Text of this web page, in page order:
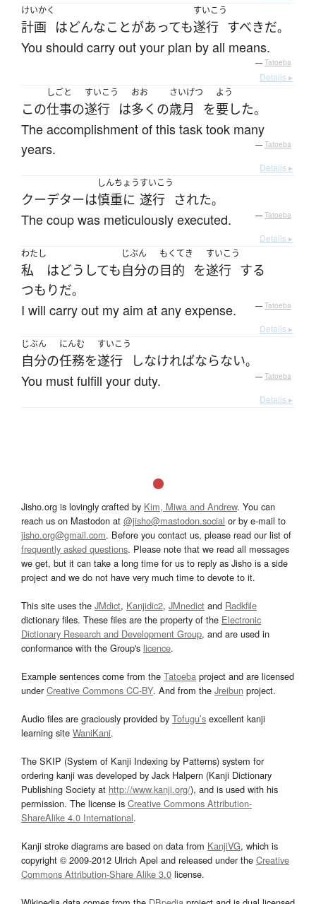
けいかく
計画 はどんなことがあっても
すいこう
遂行 すべきだ。
You should carry out your plan by all means.
— Tatoeba
Details ▸
この
しごと
仕事の
すいこう
遂行 は
おお
多く の
さいげつ
歳月 を
よう
要した。
The accomplishment of this task took many
years.
— Tatoeba
Details ▸
クーデターは
しんちょう
慎重に
すいこう
遂行 された。
The coup was meticulously executed. — Tatoeba
Details ▸
わたし
私 はどうしても
じぶん
自分の
もくてき
目的 を
すいこう
遂行 する
つもりだ。
I will carry out my aim at any expense. — Tatoeba
Details ▸
じぶん
自分の
にんむ
任務を
すいこう
遂行 しなければならない。
You must fulfill your duty. — Tatoeba
Details ▸
Jisho.org is lovingly crafted by Kim, Miwa and Andrew. You can
reach us on Mastodon at @jisho@mastodon.social or by e-mail to
jisho.org@gmail.com. Before you contact us, please read our list of
frequently asked questions. Please note that we read all messages
we get, but it can take a long time for us to reply as Jisho is a side
project and we do not have very much time to devote to it.
This site uses the JMdict, Kanjidic2, JMnedict and Radkfile
dictionary files. These files are the property of the Electronic
Dictionary Research and Development Group, and are used in
conformance with the Group's licence.
Example sentences come from the Tatoeba project and are licensed
underCreative Commons CC-BY. And from the Jreibun project.
Audio files are graciously provided by Tofugu’s excellent kanji
learning site WaniKani.
The SKIP (System of Kanji Indexing by Patterns) system for
ordering kanji was developed by Jack Halpern (Kanji Dictionary
Publishing Society at http://www.kanji.org/), and is used with his
permission. The license is Creative Commons Attribution-
ShareAlike 4.0 International.
Kanji stroke diagrams are based on data from KanjiVG, which is
copyright © 2009-2012 Ulrich Apel and released under the Creative
Commons Attribution-Share Alike 3.0 license.